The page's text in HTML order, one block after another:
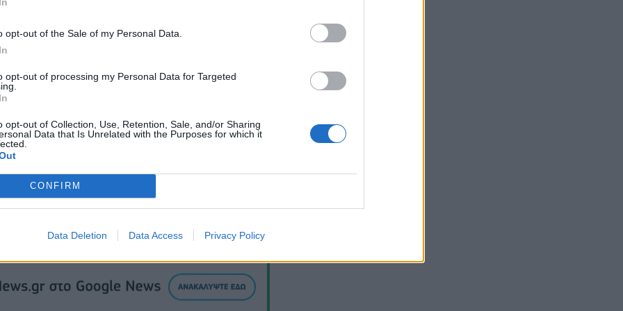
opt-out of the Sale of my Personal Data.
opt-out of processing my Personal Data for Targeted
opt-out of Collection, Use, Retention, Sale, and/or Sharing
Data that Is Unrelated with the Purposes for which it
CONFIRM
Data Deletion Data Access Privacy Policy